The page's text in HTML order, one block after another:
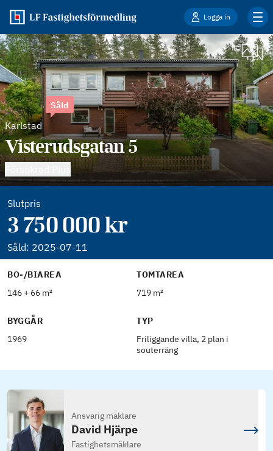
Logga in
Karlstad
Såld
Visterudsgatan 5
Slutpris
3 750 000 kr
Såld: 2025-07-11
BO-/BIAREA
146 + 66 m²
TOMTAREA
719 m²
BYGGÅR
1969
TYP
Friliggande villa, 2 plan i
souterräng
Ansvarig mäklare
David Hjärpe
Fastighetsmäklare